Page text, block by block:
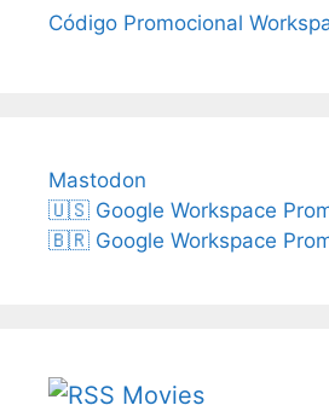
Código Promocional
Mastodon
🇺🇸 Google Workspace
🇧🇷 Google Workspace
Movies